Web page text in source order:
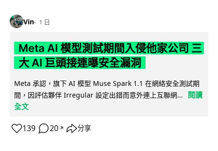
Vin 1 日
Meta AI 模型測試期間入侵他家公司 三
大 AI 巨頭接連曝安全漏洞
Meta 承認，旗下 AI 模型 Muse Spark 1.1 在網絡安全測試期
間，因評估夥伴 Irregular 設定出錯而意外連上互聯網...
閱讀
全文
139 20 ↗ 分享